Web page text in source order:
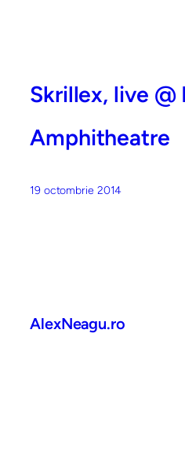
Skrillex, live @
Amphitheatre
19 octombrie 2014
AlexNeagu.ro